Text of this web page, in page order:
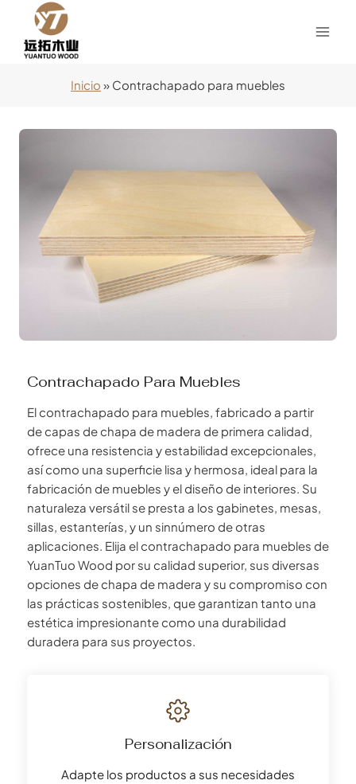
Contenido
Inicio » Contrachapado para muebles
Contrachapado Para Muebles
El contrachapado para muebles, fabricado a partir
de capas de chapa de madera de primera calidad,
ofrece una resistencia y estabilidad excepcionales,
así como una superficie lisa y hermosa, ideal para la
fabricación de muebles y el diseño de interiores. Su
naturaleza versátil se presta a los gabinetes, mesas,
sillas, estanterías, y un sinnúmero de otras
aplicaciones. Elija el contrachapado para muebles de
YuanTuo Wood por su calidad superior, sus diversas
opciones de chapa de madera y su compromiso con
las prácticas sostenibles, que garantizan tanto una
estética impresionante como una durabilidad
duradera para sus proyectos.
Personalización
Adapte los productos a sus necesidades